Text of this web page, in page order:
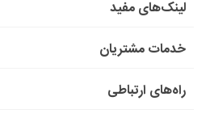
لینک‌های مفید
خدمات مشتریان
راه‌های ارتباطی